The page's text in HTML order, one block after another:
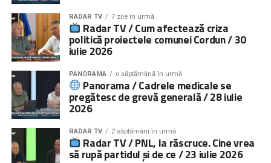
RADAR TV 7 zile în urmă
Radar TV / Cum afectează criza
politică proiectele comunei Cordun / 30
iulie 2026
PANORAMA o săptămână în urmă
Panorama / Cadrele medicale se
pregătesc de grevă generală / 28 iulie
2026
RADAR TV 2 săptămâni în urmă
Radar TV / PNL, la răscruce. Cine vrea
să rupă partidul și de ce / 23 iulie 2026